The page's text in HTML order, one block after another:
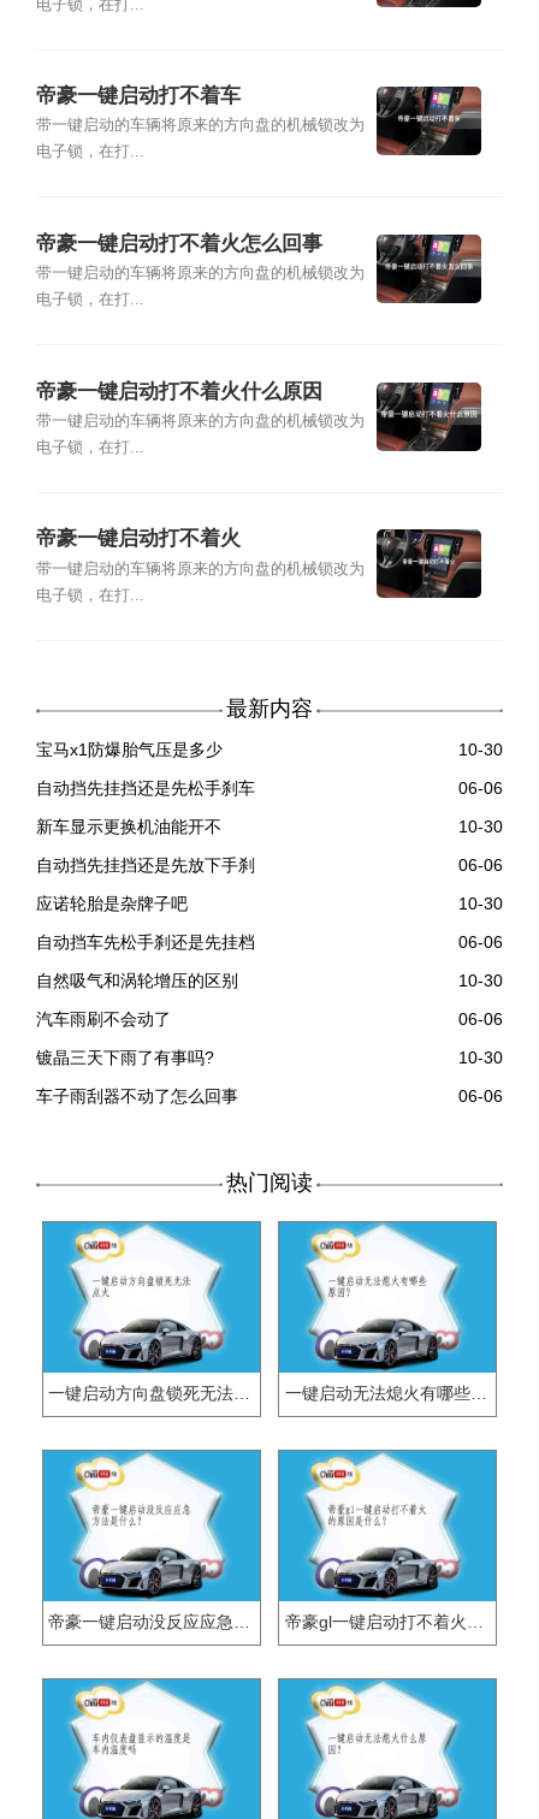
电子锁，在打...
帝豪一键启动打不着车
带一键启动的车辆将原来的方向盘的机械锁改为
电子锁，在打...
帝豪一键启动打不着火怎么回事
带一键启动的车辆将原来的方向盘的机械锁改为
电子锁，在打...
帝豪一键启动打不着火什么原因
带一键启动的车辆将原来的方向盘的机械锁改为
电子锁，在打...
帝豪一键启动打不着火
带一键启动的车辆将原来的方向盘的机械锁改为
电子锁，在打...
最新内容
宝马x1防爆胎气压是多少
10-30
自动挡先挂挡还是先松手刹车
06-06
新车显示更换机油能开不
10-30
自动挡先挂挡还是先放下手刹
06-06
应诺轮胎是杂牌子吧
10-30
自动挡车先松手刹还是先挂档
06-06
自然吸气和涡轮增压的区别
10-30
汽车雨刷不会动了
06-06
镀晶三天下雨了有事吗?
10-30
车子雨刮器不动了怎么回事
06-06
热门阅读
一键启动方向盘锁死无法点火 一键启动无法熄火有哪些原因？
帝豪一键启动没反应应急方法是什么？ 帝豪gl一键启动打不着火的原因是什么？